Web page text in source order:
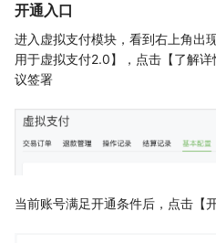
开通入口
进入虚拟支付模块，看到右上角出
用于虚拟支付2.0】，点击【了解
议签署
当前账号满足开通条件后，点击【